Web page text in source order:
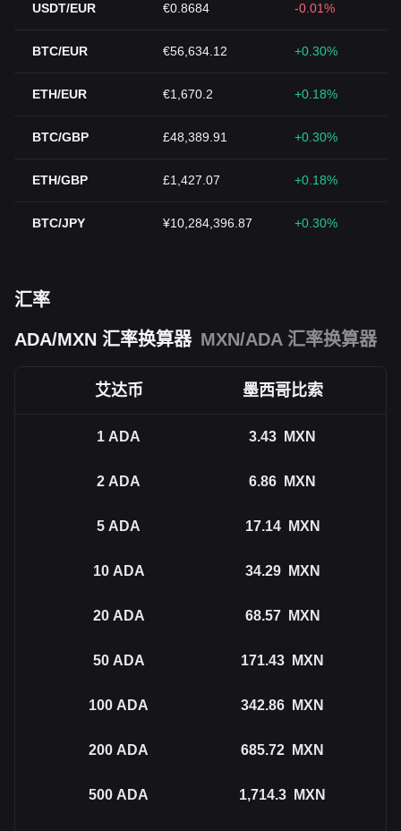
USDT/EUR €0.8684 -0.01%
BTC/EUR €56,634.12 +0.30%
ETH/EUR €1,670.2 +0.18%
BTC/GBP £48,389.91 +0.30%
ETH/GBP £1,427.07 +0.18%
BTC/JPY ¥10,284,396.87 +0.30%
汇率
ADA/MXN 汇率换算器 MXN/ADA 汇率换算器
艾达币 墨西哥比索
1 ADA 3.43 MXN
2 ADA 6.86 MXN
5 ADA 17.14 MXN
10 ADA 34.29 MXN
20 ADA 68.57 MXN
50 ADA 171.43 MXN
100 ADA 342.86 MXN
200 ADA 685.72 MXN
500 ADA 1,714.3 MXN